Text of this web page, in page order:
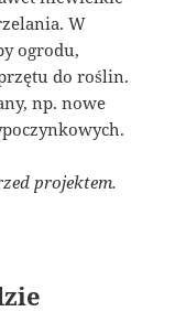
W
ogrodu,
do roślin.
np. nowe
projektem.